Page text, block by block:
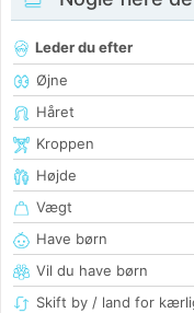
Leder du efter
Øjne
Håret
Kroppen
Højde
Vægt
Have børn
Vil du have børn
Skift by / land for